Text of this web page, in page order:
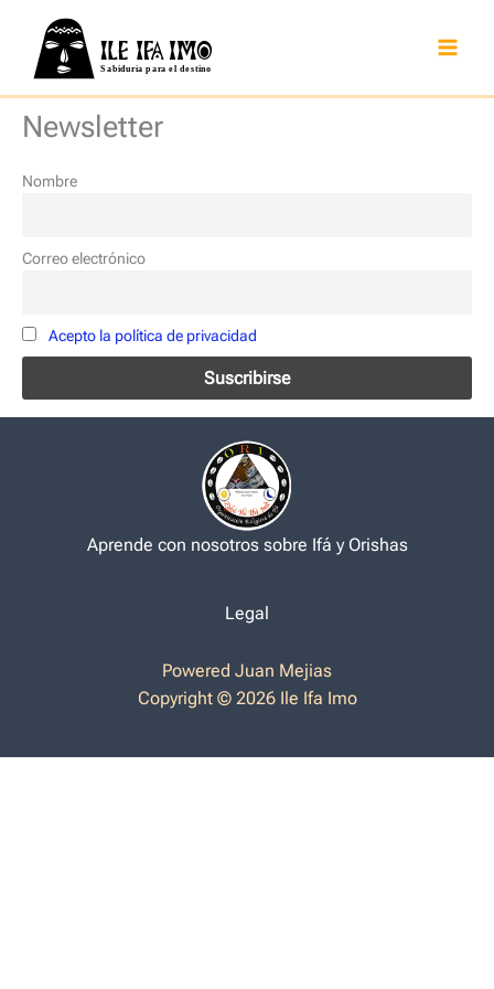
contenido
Newsletter
Nombre
Correo electrónico
Acepto la política de privacidad
Aprende con nosotros sobre Ifá y Orishas
Legal
Powered Juan Mejias
Copyright © 2026 Ile Ifa Imo